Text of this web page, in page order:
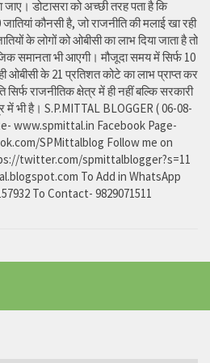
जाए। डोटासरा को अच्छी तरह पता है कि
कौनसी है, जो राजनीति की मलाई खा रही
के लोगों को ओबीसी का लाभ दिया जाता है तो
समानता भी आएगी। मौजूदा समय में सिर्फ 10
ओबीसी के 21 प्रतिशत कोटे का लाभ प्राप्त कर
सिर्फ राजनीतिक क्षेत्र में ही नहीं बल्कि सरकारी
में भी है। S.P.MITTAL BLOGGER ( 06-08-
www.spmittal.in Facebook Page-
SPMittalblog Follow me on
twitter.com/spmittalblogger?s=11
To Add in WhatsApp
To Contact- 9829071511